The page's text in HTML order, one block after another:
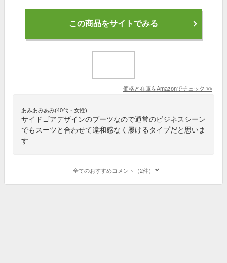
この商品をサイトでみる
価格と在庫をAmazonでチェック >>
あみあみあみ(40代・女性)
サイドゴアデザインのブーツなので通常のビジネスシーン
でもスーツと合わせて違和感なく履けるタイプだと思いま
す
全てのおすすめコメント（2件）